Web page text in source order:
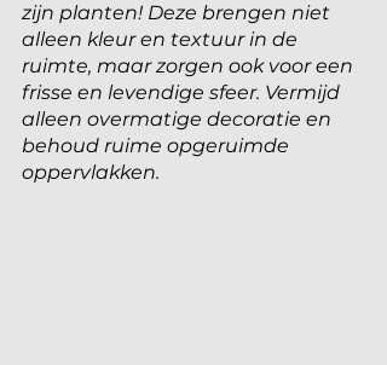
zijn planten! Deze brengen niet
alleen kleur en textuur in de
ruimte, maar zorgen ook voor een
frisse en levendige sfeer. Vermijd
alleen overmatige decoratie en
behoud ruime opgeruimde
oppervlakken.